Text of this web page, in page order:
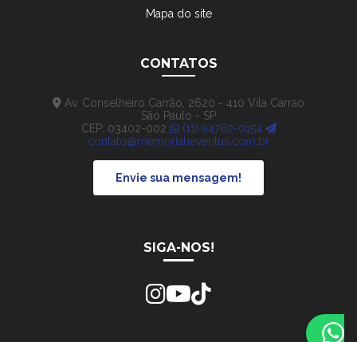
Mapa do site
CONTATOS
Av. Conselheiro Carrão, 2620 - 410 Vila Carrao
São Paulo - SP
CEP: 03402-002
(11) 94762-0154
contato@memoriaheventus.com.br
Envie sua mensagem!
SIGA-NOS!